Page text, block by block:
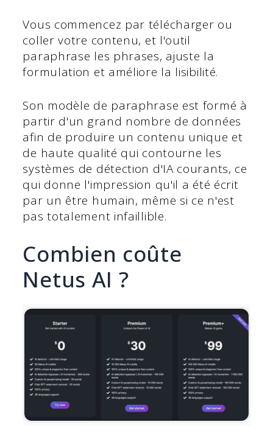
Vous commencez par télécharger ou
coller votre contenu, et l'outil
paraphrase les phrases, ajuste la
formulation et améliore la lisibilité.
Son modèle de paraphrase est formé à
partir d'un grand nombre de données
afin de produire un contenu unique et
de haute qualité qui contourne les
systèmes de détection d'IA courants, ce
qui donne l'impression qu'il a été écrit
par un être humain, même si ce n'est
pas totalement infaillible.
Combien coûte
Netus AI ?